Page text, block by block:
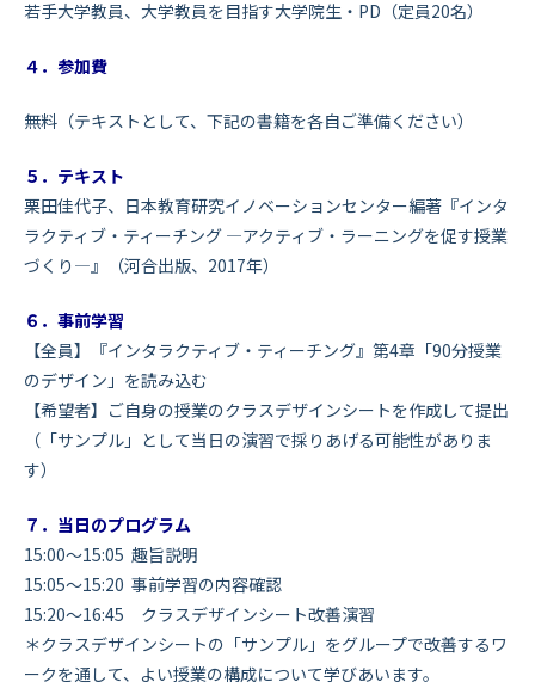
若手大学教員、大学教員を目指す大学院生・PD（定員20名）
４．参加費
無料（テキストとして、下記の書籍を各自ご準備ください）
５．テキスト
栗田佳代子、日本教育研究イノベーションセンター編著『インタ
ラクティブ・ティーチング ―アクティブ・ラーニングを促す授業
づくり―』（河合出版、2017年）
６．事前学習
【全員】『インタラクティブ・ティーチング』第4章「90分授業
のデザイン」を読み込む
【希望者】ご自身の授業のクラスデザインシートを作成して提出
（「サンプル」として当日の演習で採りあげる可能性がありま
す）
７．当日のプログラム
15:00～15:05 趣旨説明
15:05～15:20 事前学習の内容確認
15:20～16:45 クラスデザインシート改善演習
＊クラスデザインシートの「サンプル」をグループで改善するワ
ークを通して、よい授業の構成について学びあいます。